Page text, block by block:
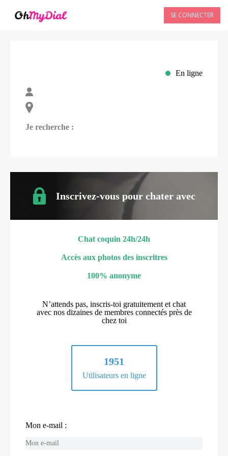
SE CONNECTER
En ligne
Je recherche :
Inscrivez-vous pour chater avec
Chat coquin 24h/24h
Accès aux photos des inscritres
100% anonyme
N’attends pas, inscris-toi gratuitement et chat
avec nos dizaines de membres connectés près de
chez toi
1951
Utilisateurs en ligne
Mon e-mail :